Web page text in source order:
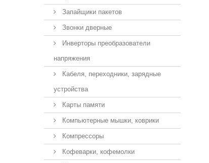
Запайщики пакетов
Звонки дверные
Инверторы преобразователи
напряжения
Кабеля, переходники, зарядные
устройства
Карты памяти
Компьютерные мышки, коврики
Компрессоры
Кофеварки, кофемолки